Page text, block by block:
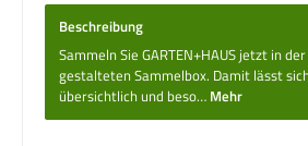
Beschreibung
Sammeln Sie GARTEN+HAUS jetzt in
gestalteten ­Sammelbox. Damit lässt
übersichtlich und ­beso… Mehr